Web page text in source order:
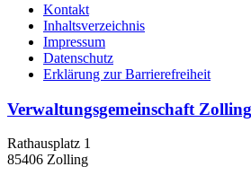
Kontakt
Inhaltsverzeichnis
Impressum
Datenschutz
Erklärung zur Barrierefreiheit
Verwaltungsgemeinschaft Zolling
Rathausplatz 1
85406 Zolling